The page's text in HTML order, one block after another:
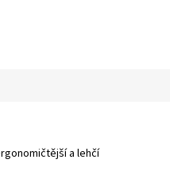
a lehčí